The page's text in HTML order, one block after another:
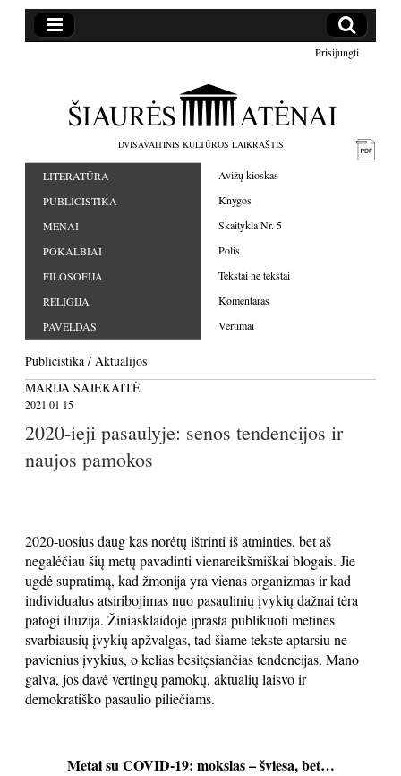
Prisijungti
DVISAVAITINIS KULTŪROS LAIKRAŠTIS
LITERATŪRA
PUBLICISTIKA
MENAI
POKALBIAI
FILOSOFIJA
RELIGIJA
PAVELDAS
Avižų kioskas
Knygos
Skaitykla Nr. 5
Polis
Tekstai ne tekstai
Komentaras
Vertimai
Publicistika / Aktualijos
MARIJA SAJEKAITĖ
2021 01 15
2020-ieji pasaulyje: senos tendencijos ir
naujos pamokos
2020-uosius daug kas norėtų ištrinti iš atminties, bet aš
negalėčiau šių metų pavadinti vienareikšmiškai blogais. Jie
ugdė supratimą, kad žmonija yra vienas organizmas ir kad
individualus atsiribojimas nuo pasaulinių įvykių dažnai tėra
patogi iliuzija. Žiniasklaidoje įprasta publikuoti metines
svarbiausių įvykių apžvalgas, tad šiame tekste aptarsiu ne
pavienius įvykius, o kelias besitęsiančias tendencijas. Mano
galva, jos davė vertingų pamokų, aktualių laisvo ir
demokratiško pasaulio piliečiams.
Metai su COVID-19: mokslas – šviesa, bet…